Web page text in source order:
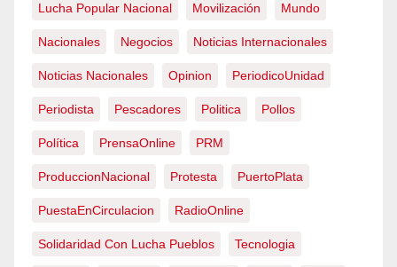
Lucha Popular Nacional Movilización Mundo
Nacionales Negocios Noticias Internacionales
Noticias Nacionales Opinion PeriodicoUnidad
Periodista Pescadores Politica Pollos
Política PrensaOnline PRM
ProduccionNacional Protesta PuertoPlata
PuestaEnCirculacion RadioOnline
Solidaridad Con Lucha Pueblos Tecnologia